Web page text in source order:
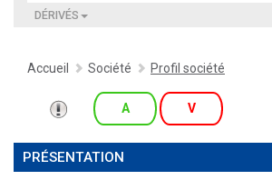
DÉRIVÉS
Accueil Société Profil société
A V
PRÉSENTATION